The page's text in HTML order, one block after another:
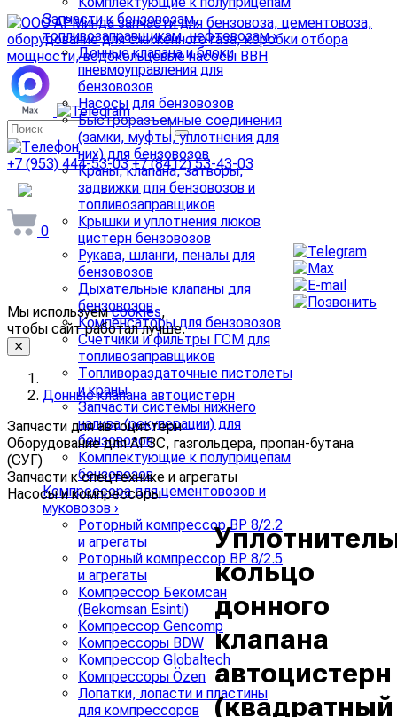
+7 (953) 444-53-03 +7 (8412) 53-43-03
arminda58@mail.ru
0
Запчасти к бензовозам,
топливозаправщикам, нефтевозам›
Донные клапана и блоки
пневмоуправления для
бензовозов
Насосы для бензовозов
Быстроразъемные соединения
(замки, муфты, уплотнения для
них) для бензовозов
Краны, клапана, затворы,
задвижки для бензовозов и
топливозаправщиков
Крышки и уплотнения люков
цистерн бензовозов
Рукава, шланги, пеналы для
бензовозов
Дыхательные клапаны для
бензовозов
Компенсаторы для бензовозов
Счетчики и фильтры ГСМ для
топливозаправщиков
Топливораздаточные пистолеты
и краны
Запчасти системы нижнего
налива (рекуперации) для
бензовозов
Комплектующие к полуприцепам
бензовозов
Компрессора для цементовозов и
муковозов ›
Роторный компрессор ВР 8/2.2
и агрегаты
Роторный компрессор ВР 8/2.5
и агрегаты
Компрессор Бекомсан
(Bekomsan Esinti)
Компрессор Gencomp
Компрессоры BDW
Компрессор Globaltech
Компрессоры Özen
Лопатки, лопасти и пластины
для компрессоров
Мы используемcookies,
чтобы сайт работал лучше.
Донные клапана автоцистерн
Запчасти для автоцистерн
Оборудование для АГЗС, газгольдера, пропан-бутана
(СУГ)
Запчасти к спецтехнике и агрегаты
Насосы и компрессоры
кольцо
донного
клапана
автоцистерн
(квадратный